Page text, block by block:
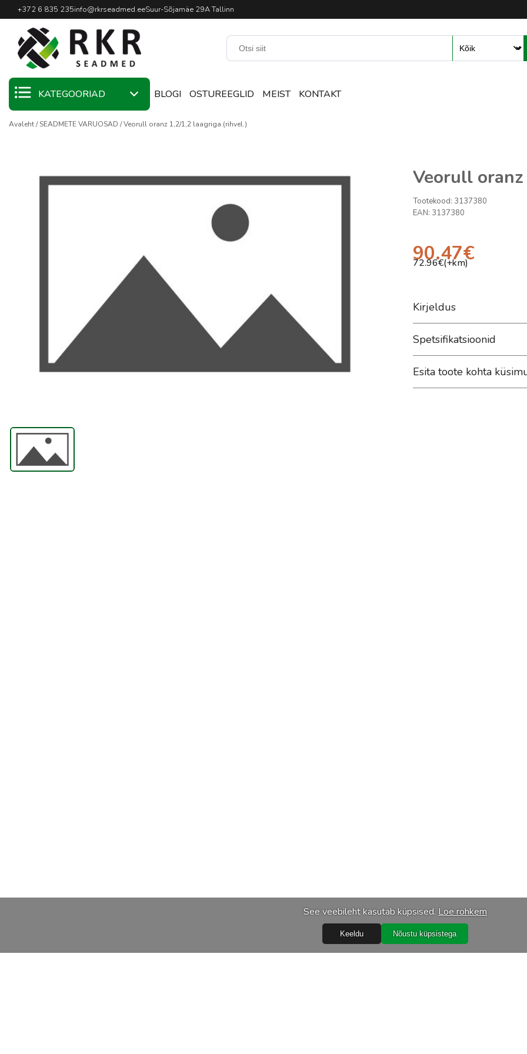
Professionaalne keevitusseadmete ja tarvikute e-pood –
+372 6 835 235info@rkrseadmed.eeSuur-Sõjamäe 29A Tallinn
KATEGOORIAD
KAMPAANIA
KEEVITUSPÕLETID
ABRASIIVMATERJALID
KEEVITUSLAUD JA
RAKISTUS
PLASMALÕIKUS
AUTOMATISEERIMINE
TÖÖRIISTAD
BLOGI OSTUREEGLID MEIST KONTAKT
Avaleht SEADMETE VARUOSAD Veorull oranz 1,2/1,2 laagriga (rihvel.)
Veorull
Tootekood: 3137380
EAN: 3137380
90.47€
72.96€(+km)
Kirjeldus
Spetsifikatsioonid
Esita toote kohta
See veebileht kasutab küpsised. Loe rohkem
Keeldu Nõustu küpsistega